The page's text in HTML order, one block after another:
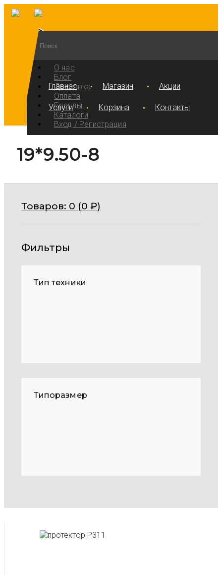
О нас
Блог
Доставка
Оплата
Бренды
Каталоги
Вход / Регистрация
Главная Магазин Акции
Услуги Корзина Контакты
19*9.50-8
Товаров: 0 (0 ₽)
Фильтры
Тип техники
Типоразмер